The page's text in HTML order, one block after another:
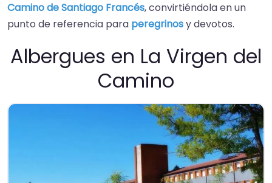
Camino de Santiago Francés, convirtiéndola en un
punto de referencia para peregrinosy devotos.
Albergues en La Virgen del
Camino